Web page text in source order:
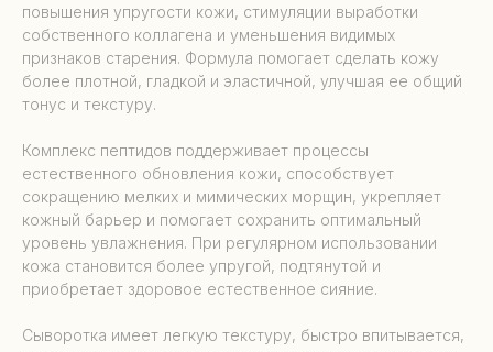
повышения упругости кожи, стимуляции выработки
собственного коллагена и уменьшения видимых
признаков старения. Формула помогает сделать кожу
более плотной, гладкой и эластичной, улучшая ее общий
тонус и текстуру.
Комплекс пептидов поддерживает процессы
естественного обновления кожи, способствует
сокращению мелких и мимических морщин, укрепляет
кожный барьер и помогает сохранить оптимальный
уровень увлажнения. При регулярном использовании
кожа становится более упругой, подтянутой и
приобретает здоровое естественное сияние.
Сыворотка имеет легкую текстуру, быстро впитывается,